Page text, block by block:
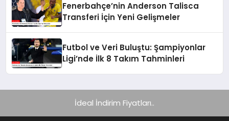
Fenerbahçe’nin Anderson Talisca
Transferi İçin Yeni Gelişmeler
Futbol ve Veri Buluştu: Şampiyonlar
Ligi’nde İlk 8 Takım Tahminleri
İdeal İndirim Fiyatları..